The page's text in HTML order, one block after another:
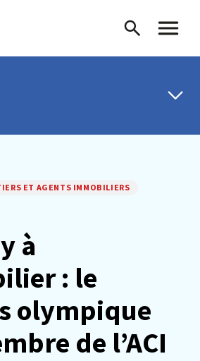
Recherche
Menu
ET AGENTS IMMOBILIERS
à
: le
olympique
de l’ACI